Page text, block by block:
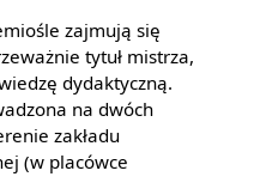
zajmują się
tytuł mistrza,
dydaktyczną.
na dwóch
zakładu
(w placówce